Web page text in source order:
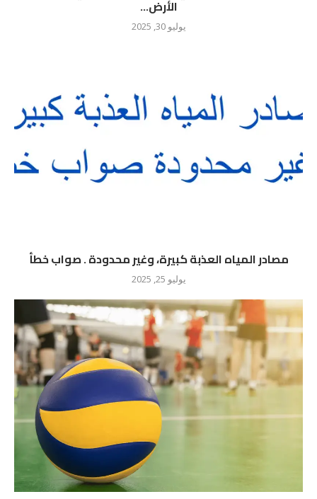
الأرض...
يوليو 30, 2025
مصادر المياه العذبة كبيرة، وغير محدودة . صواب خطأ
يوليو 25, 2025